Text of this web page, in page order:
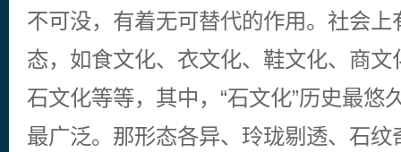
不可没，有着无可替代的作用。社会
态，如食文化、衣文化、鞋文化、商
石文化等等，其中，“石文化”历史最悠
最广泛。那形态各异、玲珑剔透、石